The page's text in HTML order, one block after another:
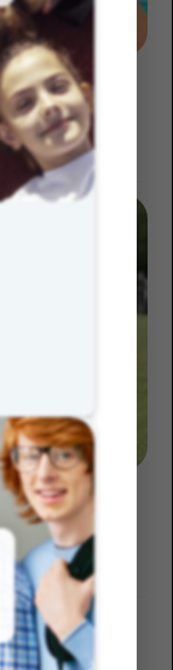
in più
per le
di studenti